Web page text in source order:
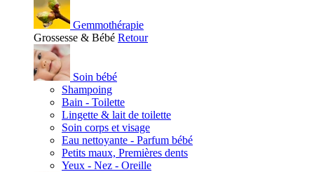
Gemmothérapie
Grossesse & Bébé Retour
Soin bébé
Shampoing
Bain - Toilette
Lingette & lait de toilette
Soin corps et visage
Eau nettoyante - Parfum bébé
Petits maux, Premières dents
Yeux - Nez - Oreille